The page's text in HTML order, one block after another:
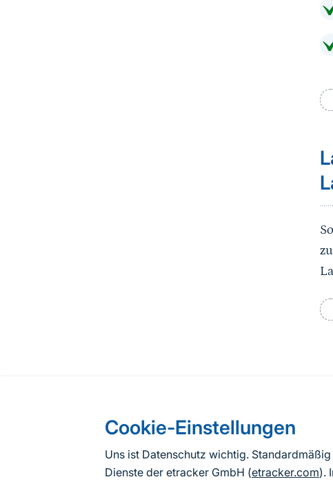
Cookie-Einstellungen
Uns ist Datenschutz wichtig.
Dienste der etracker GmbH (etracker.com).